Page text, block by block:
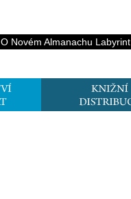
O Novém Almanachu Labyrint